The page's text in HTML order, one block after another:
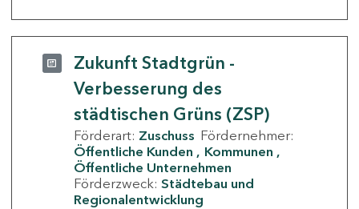
Zukunft Stadtgrün -
Verbesserung des
städtischen Grüns (ZSP)
Förderart: Zuschuss Fördernehmer:
Öffentliche Kunden
Kommunen
Öffentliche Unternehmen
Förderzweck: Städtebau und
Regionalentwicklung